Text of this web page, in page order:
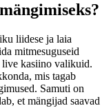
liidese ja laia
mitmesuguseid
live kasiino valikuid.
mis tagab
Samuti on
et mängijad saavad